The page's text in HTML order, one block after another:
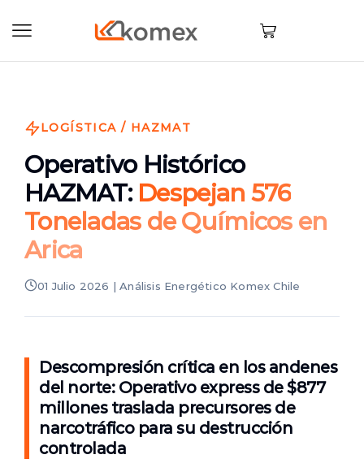
LOGÍSTICA / HAZMAT
Operativo Histórico
HAZMAT: Despejan 576
Toneladas de Químicos en
Arica
01 Julio 2026 | Análisis Energético Komex Chile
Descompresión crítica en los andenes
del norte: Operativo express de $877
millones traslada precursores de
narcotráfico para su destrucción
controlada